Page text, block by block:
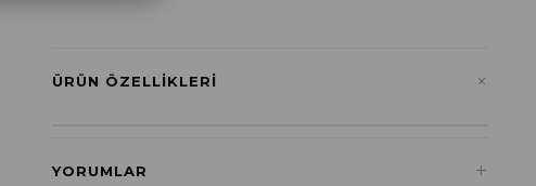
ÜRÜN ÖZELLIKLERI +
YORUMLAR +